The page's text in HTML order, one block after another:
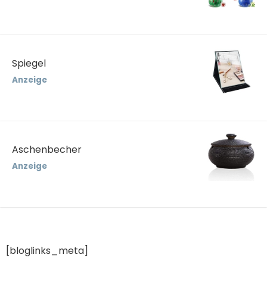
Spiegel
Anzeige
Aschenbecher
Anzeige
[bloglinks_meta]